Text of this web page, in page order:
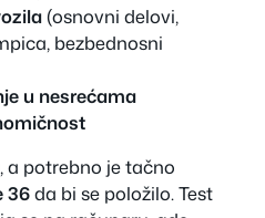
(osnovni delovi,
bezbednosni
u nesrećama
, a potrebno je tačno
36da bi se položilo. Test